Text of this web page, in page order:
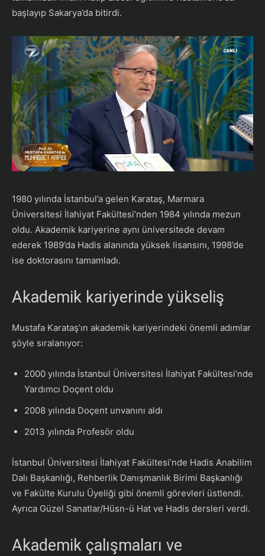
başlayıp Sakarya’da bitirdi.
1980 yılında İstanbul’a gelen Karataş, Marmara
Üniversitesi İlahiyat Fakültesi’nden 1984 yılında mezun
oldu. Akademik kariyerine aynı üniversitede devam
ederek 1989’da Hadis alanında yüksek lisansını, 1998’de
ise doktorasını tamamladı.
Akademik kariyerinde yükseliş
Mustafa Karataş’ın akademik kariyerindeki önemli adımlar
şöyle sıralanıyor:
2000 yılında İstanbul Üniversitesi İlahiyat Fakültesi’nde
Yardımcı Doçent oldu
2008 yılında Doçent unvanını aldı
2013 yılında Profesör oldu
İstanbul Üniversitesi İlahiyat Fakültesi’nde Hadis Anabilim
Dalı Başkanlığı, Rehberlik Danışmanlık Birimi Başkanlığı
ve Fakülte Kurulu Üyeliği gibi önemli görevleri üstlendi.
Ayrıca Güzel Sanatlar/Hüsn-ü Hat ve Hadis dersleri verdi.
Akademik çalışmaları ve